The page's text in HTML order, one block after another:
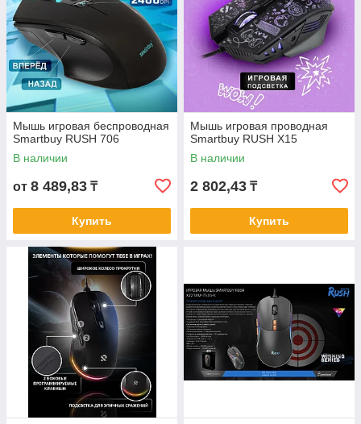
Мышь игровая беспроводная
Smartbuy RUSH 706
В наличии
от 8 489,83 ₸
Купить
Мышь игровая проводная
Smartbuy RUSH X15
В наличии
2 802,43 ₸
Купить